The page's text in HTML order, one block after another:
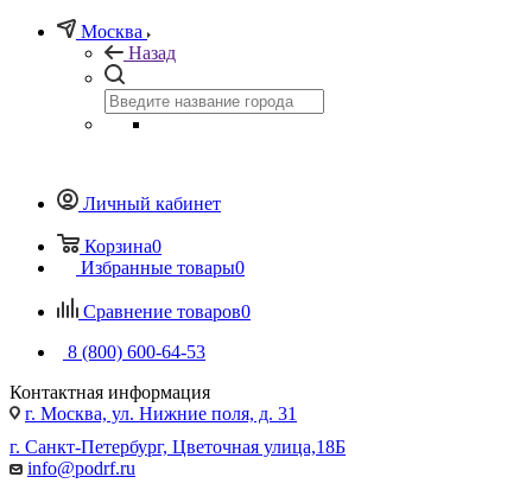
Москва
Назад
Личный кабинет
Корзина0
Избранные товары0
Сравнение товаров0
8 (800) 600-64-53
Контактная информация
г. Москва, ул. Нижние поля, д. 31
г. Санкт-Петербург, Цветочная улица,18Б
info@podrf.ru